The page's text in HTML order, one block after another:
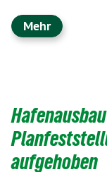
Mehr
aufgehoben